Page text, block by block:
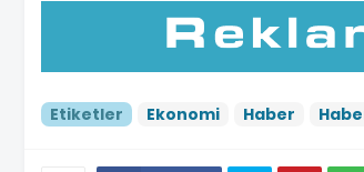
Etiketler Ekonomi Haber